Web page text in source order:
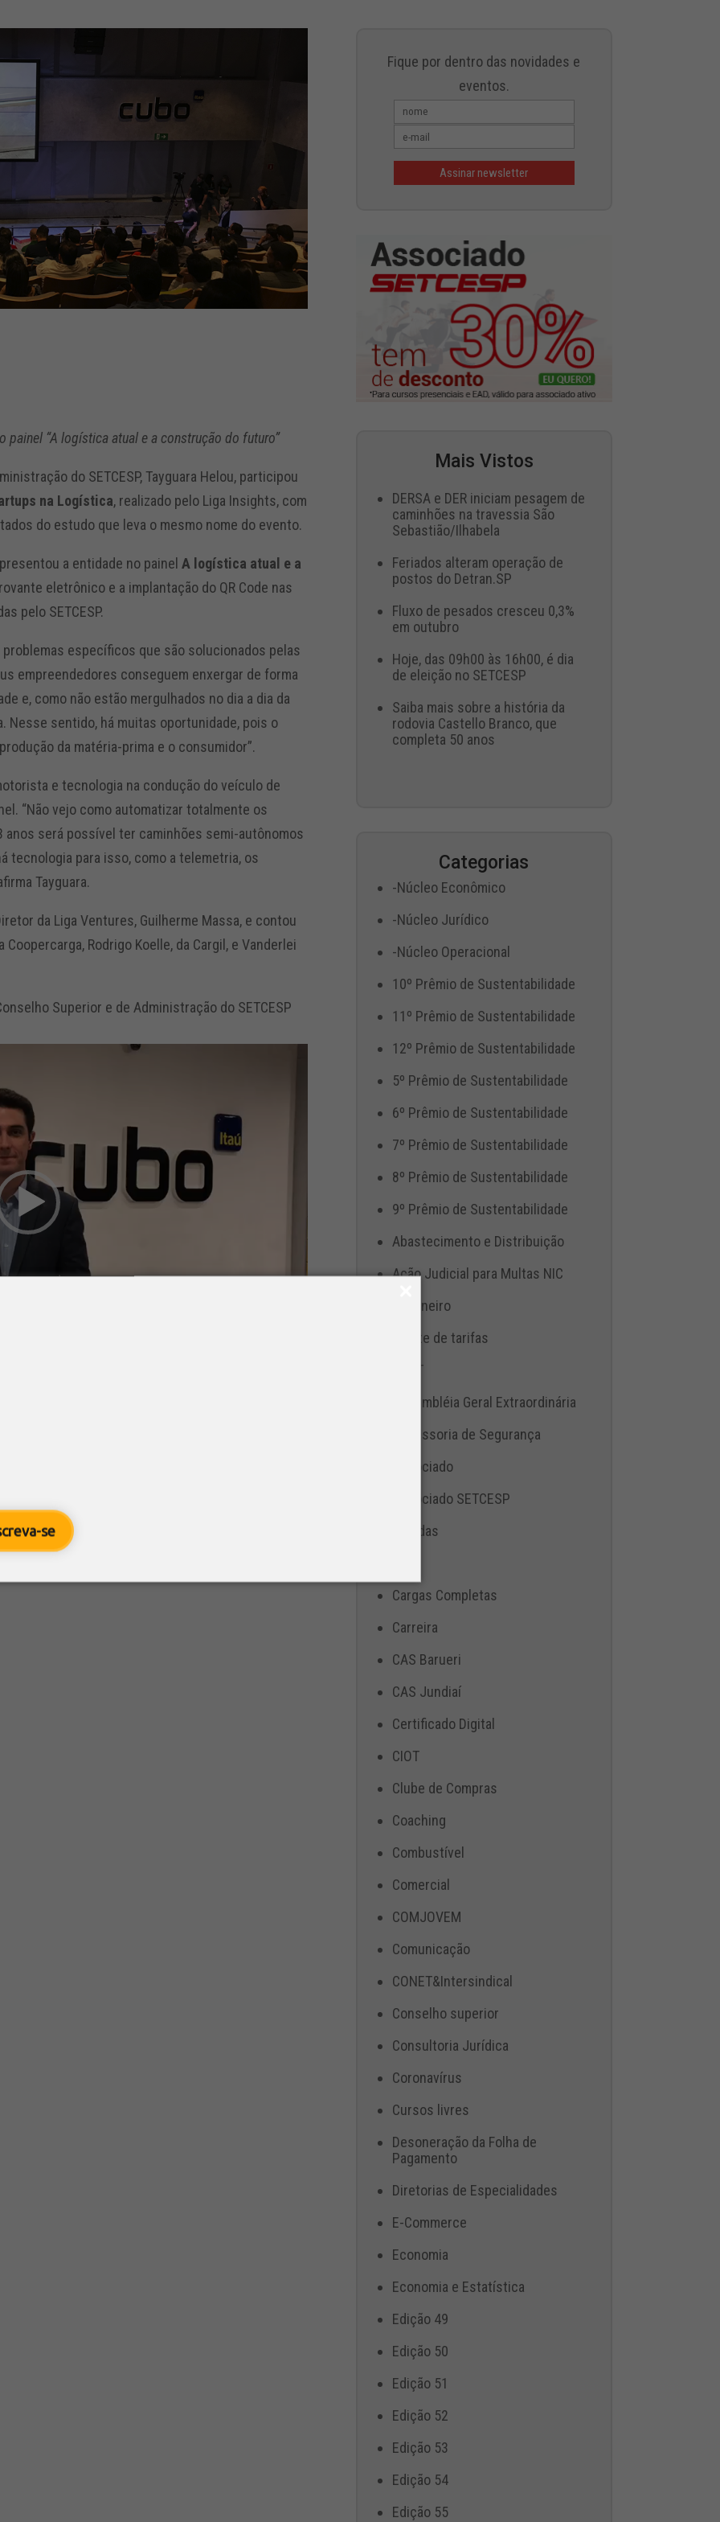
se
painel “A logística atual e a construção do futuro”
do SETCESP, Tayguara Helou, participou
na Logística, realizado pelo Liga Insights, com
do estudo que leva o mesmo nome do evento.
a entidade no painelA logística atual e a
eletrônico e a implantação do QR Code nas
pelo SETCESP.
específicos que são solucionados pelas
empreendedores conseguem enxergar de forma
e, como não estão mergulhados no dia a dia da
Nesse sentido, há muitas oportunidade, pois o
da matéria-prima e o consumidor”.
e tecnologia na condução do veículo de
“Não vejo como automatizar totalmente os
anos será possível ter caminhões semi-autônomos
tecnologia para isso, como a telemetria, os
Tayguara.
da Liga Ventures, Guilherme Massa, e contou
Rodrigo Koelle, da Cargil, e Vanderlei
Superior e de Administração do SETCESP
Fique por dentro das novidades e
eventos.
Mais Vistos
DERSA e DER iniciam pesagem de
caminhões na travessia São
Sebastião/Ilhabela
Feriados alteram operação de
postos do Detran.SP
Fluxo de pesados cresceu 0,3%
em outubro
Hoje, das 09h00 às 16h00, é dia
de eleição no SETCESP
Saiba mais sobre a história da
rodovia Castello Branco, que
completa 50 anos
Categorias
-Núcleo Econômico
-Núcleo Jurídico
-Núcleo Operacional
10º Prêmio de Sustentabilidade
11º Prêmio de Sustentabilidade
12º Prêmio de Sustentabilidade
5º Prêmio de Sustentabilidade
6º Prêmio de Sustentabilidade
7º Prêmio de Sustentabilidade
8º Prêmio de Sustentabilidade
9º Prêmio de Sustentabilidade
Abastecimento e Distribuição
Ação Judicial para Multas NIC
Aduaneiro
Ajuste de tarifas
ANTT
Assembléia Geral Extraordinária
Assessoria de Segurança
Associado
Associado SETCESP
Bebidas
Cargas Completas
Carreira
CAS Barueri
CAS Jundiaí
Certificado Digital
CIOT
Clube de Compras
Coaching
Combustível
Comercial
COMJOVEM
Comunicação
CONET&Intersindical
Conselho superior
Consultoria Jurídica
Coronavírus
Cursos livres
Desoneração da Folha de
Pagamento
Diretorias de Especialidades
E-Commerce
Economia
Economia e Estatística
Edição 49
Edição 50
Edição 51
Edição 52
Edição 53
Edição 54
Edição 55